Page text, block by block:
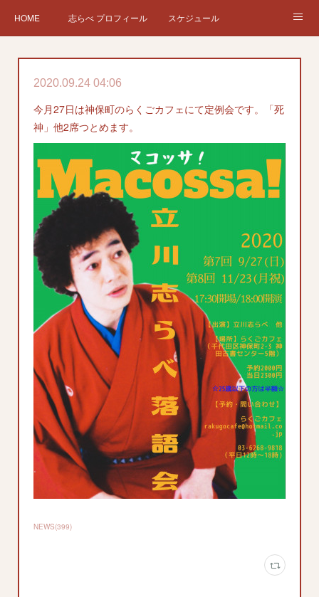
HOME 志らべ プロフィール スケジュール
チケット予約 Instagram
2020.09.24 04:06
今月27日は神保町のらくごカフェにて定例会です。「死
神」他2席つとめます。
NEWS(399)